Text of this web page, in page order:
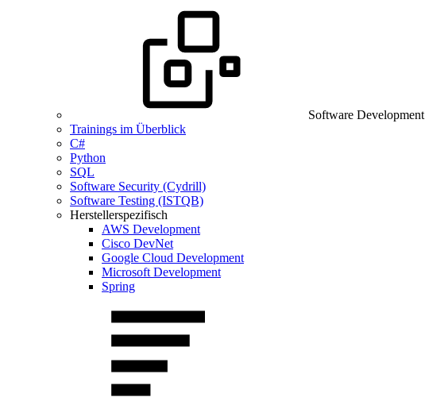
Software Development
Trainings im Überblick
C#
Python
SQL
Software Security (Cydrill)
Software Testing (ISTQB)
Herstellerspezifisch
AWS Development
Cisco DevNet
Google Cloud Development
Microsoft Development
Spring